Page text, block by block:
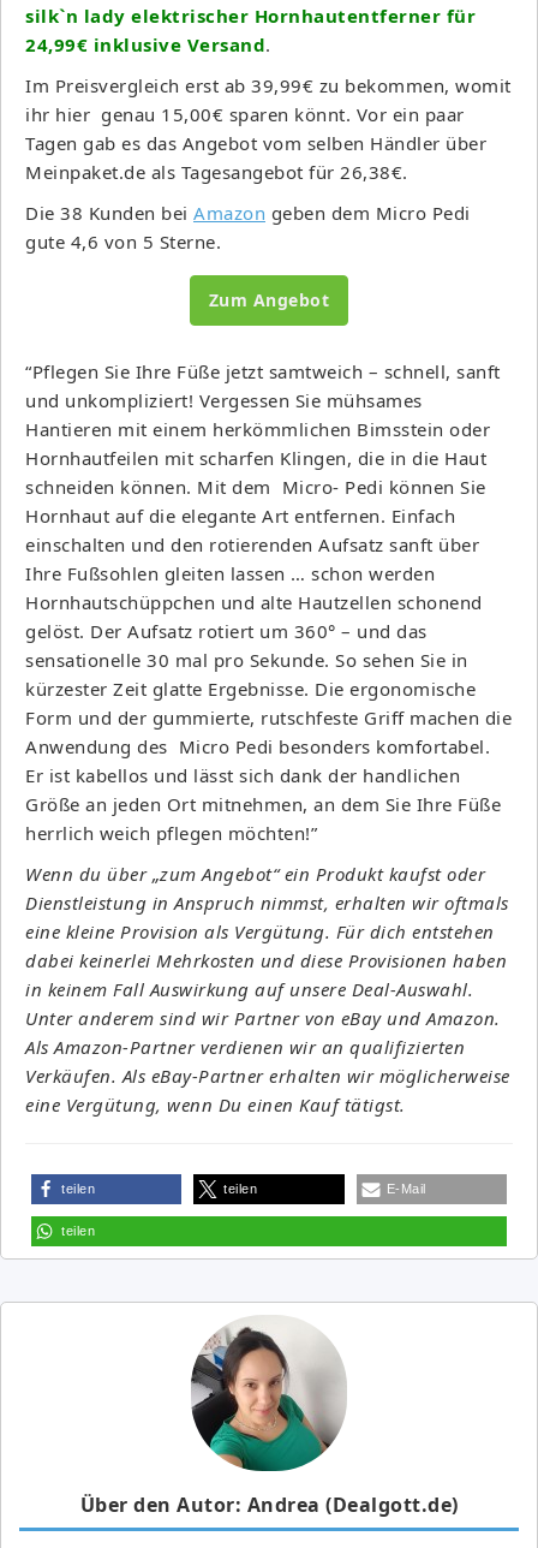
silk`n lady elektrischer Hornhautentferner für
24,99€ inklusive Versand.
Im Preisvergleich erst ab 39,99€ zu bekommen, womit
ihr hier genau 15,00€ sparen könnt. Vor ein paar
Tagen gab es das Angebot vom selben Händler über
Meinpaket.de als Tagesangebot für 26,38€.
Die 38 Kunden bei Amazon geben dem Micro Pedi
gute 4,6 von 5 Sterne.
Zum Angebot
“Pflegen Sie Ihre Füße jetzt samtweich – schnell, sanft
und unkompliziert! Vergessen Sie mühsames
Hantieren mit einem herkömmlichen Bimsstein oder
Hornhautfeilen mit scharfen Klingen, die in die Haut
schneiden können. Mit dem Micro- Pedi können Sie
Hornhaut auf die elegante Art entfernen. Einfach
einschalten und den rotierenden Aufsatz sanft über
Ihre Fußsohlen gleiten lassen … schon werden
Hornhautschüppchen und alte Hautzellen schonend
gelöst. Der Aufsatz rotiert um 360° – und das
sensationelle 30 mal pro Sekunde. So sehen Sie in
kürzester Zeit glatte Ergebnisse. Die ergonomische
Form und der gummierte, rutschfeste Griff machen die
Anwendung des Micro Pedi besonders komfortabel.
Er ist kabellos und lässt sich dank der handlichen
Größe an jeden Ort mitnehmen, an dem Sie Ihre Füße
herrlich weich pflegen möchten!”
Wenn du über „zum Angebot“ ein Produkt kaufst oder
Dienstleistung in Anspruch nimmst, erhalten wir oftmals
eine kleine Provision als Vergütung. Für dich entstehen
dabei keinerlei Mehrkosten und diese Provisionen haben
in keinem Fall Auswirkung auf unsere Deal-Auswahl.
Unter anderem sind wir Partner von eBay und Amazon.
Als Amazon-Partner verdienen wir an qualifizierten
Verkäufen. Als eBay-Partner erhalten wir möglicherweise
eine Vergütung, wenn Du einen Kauf tätigst.
teilen teilen E-Mail
teilen
Über den Autor: Andrea (Dealgott.de)